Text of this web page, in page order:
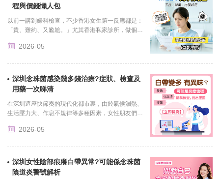
程與價錢懶人包
以前一講到婦科檢查，不少香港女生第一反應都是：
「貴、難約、又尷尬。」尤其香港私家診所，做個HP
蒙檢查或者乳腺超......
2026-05
深圳念珠菌感染幾多錢治療?症狀、檢查及
用藥一次睇清
在深圳這座快節奏的現代化都市裏，由於氣候濕熱、
生活壓力大、作息不規律等多種因素，女性朋友們更
常見的一種。很多......
2026-05
深圳女性陰部痕癢白帶異常?可能係念珠菌
陰道炎警號解析